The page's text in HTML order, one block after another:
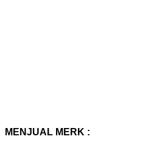
MENJUAL MERK :